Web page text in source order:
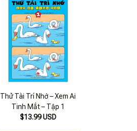
Thử Tài Trí Nhớ – Xem Ai
Tinh Mắt – Tập 1
$13.99 USD